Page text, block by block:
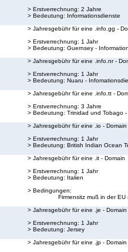
> Erstverrechnung: 2 Jahre
> Bedeutung: Informationsdienste
> Jahresgebühr für eine .info.gg -
> Erstverrechnung: 1 Jahr
> Bedeutung: Guernsey -
> Jahresgebühr für eine .info.nr -
> Erstverrechnung: 1 Jahr
> Bedeutung: Nuaru -
> Jahresgebühr für eine .info.tt -
> Erstverrechnung: 3 Jahre
> Bedeutung: Trinidad und Tobago
> Jahresgebühr für eine .io - Domain
> Erstverrechnung: 1 Jahr
> Bedeutung: British Indian Ocean
> Jahresgebühr für eine .it - Domain
> Erstverrechnung: 1 Jahr
> Bedeutung: Italien
> Bedingungen:
Firmensitz muß in der EU
> Jahresgebühr für eine .je - Domain
> Erstverrechnung: 1 Jahr
> Bedeutung: Jersey
> Jahresgebühr für eine .jp - Domain